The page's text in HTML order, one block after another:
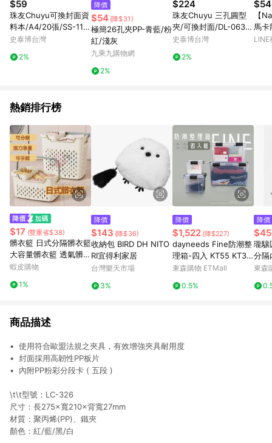
$59
珠友Chuyu可換封面資
料本/A4/20張/SS-114
43/31x24x1.7cm
史泰博台灣
2%
降價
$54 (降$31)
極簡26孔夾PP-青藍/粉
紅/淺灰
九乘九購物網
2%
$224
珠友Chuyu 三孔圓型
夾/可換封面/DL-0632
0-02/藍
史泰博台灣
2%
【
馬
LINE
熱銷排行榜
$17 (雙重省$38)
髒衣籃 日式分隔髒衣籃
大容量髒衣籃 透氣髒衣
籃 洗衣籃 收納籃 收納
納 手提髒衣籃【PP26
蝦皮購物
1%
降價
$143 (降$36)
收納包 BIRD DH NITO
RI宜得利家居
台灣樂天市場
3%
降價
$1,522 (降$227)
dayneeds Fine防潮整
理箱-四入 KT55 KT35
LT20 KT10
東森購物 ETMall
0.5%
降價
瓏驤
分隔
東森
商品描述
• 使用符合歐盟法規之夾具，有效增強夾具耐用度
• 封面採用高韌性PP板片
• 內附PP粉彩分段卡 ( 五段 )
\t\t型號：LC-326
尺寸：長275×寬210×背寬27mm
材質：聚丙烯(PP)、鐵夾
顏色：紅/藍/黑/白